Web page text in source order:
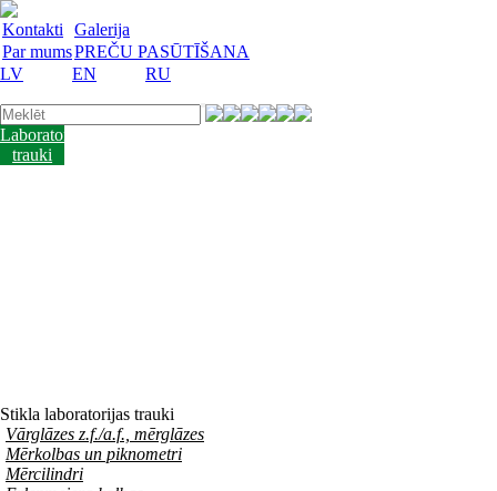
Kontakti
Galerija
Par mumsPREČU PASŪTĪŠANA
LV
EN RU
Laboratorijas
trauki
Stikla laboratorijas trauki
Vārglāzes z.f./a.f., mērglāzes
Mērkolbas un piknometri
Mērcilindri